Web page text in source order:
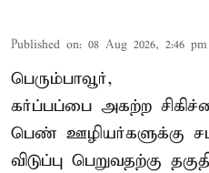
Published on: 08 Aug 2026, 2:46 pm
பெரும்பாவூர்,
கர்ப்பப்பை அகற்ற
பெண் ஊழியர்களுக்கு
விடுப்பு பெறுவதற்கு